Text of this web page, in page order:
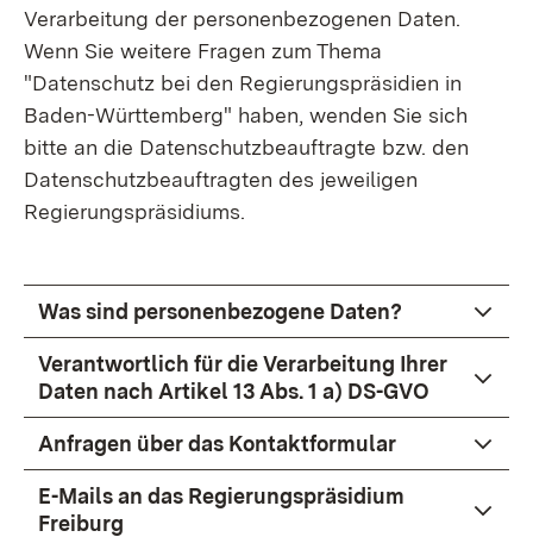
Verarbeitung der personenbezogenen Daten.
Wenn Sie weitere Fragen zum Thema
"Datenschutz bei den Regierungspräsidien in
Baden-Württemberg" haben, wenden Sie sich
bitte an die Datenschutzbeauftragte bzw. den
Datenschutzbeauftragten des jeweiligen
Regierungspräsidiums.
Was sind personenbezogene Daten?
Verantwortlich für die Verarbeitung Ihrer
Daten nach Artikel 13 Abs. 1 a) DS-GVO
Anfragen über das Kontaktformular
E-Mails an das Regierungspräsidium
Freiburg